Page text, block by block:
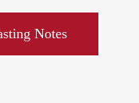
Notes